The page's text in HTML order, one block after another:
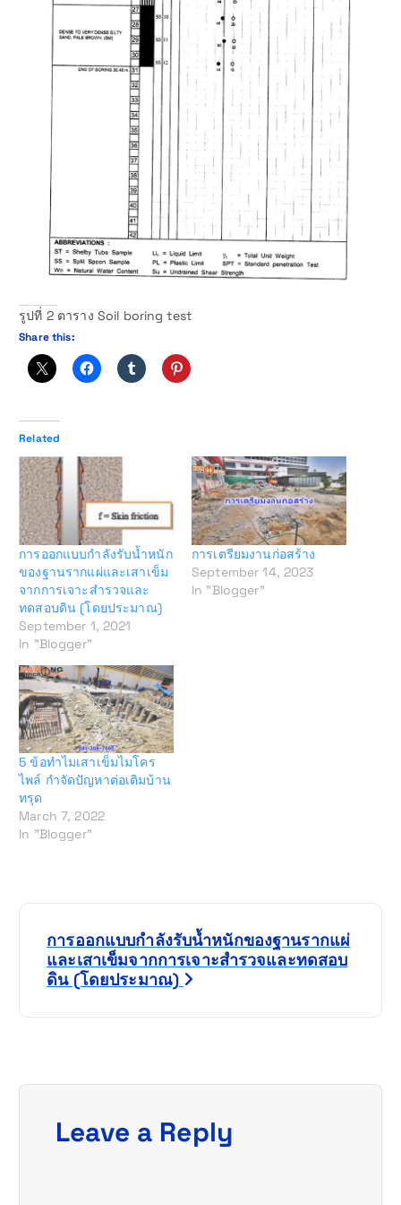
รูปที่ 2 ตาราง Soil boring test
Share this:
Related
การออกแบบกำลังรับน้ำหนัก
ของฐานรากแผ่และเสาเข็ม
จากการเจาะสำรวจและ
ทดสอบดิน (โดยประมาณ)
September 1, 2021
In "Blogger"
การเตรียมงานก่อสร้าง
September 14, 2023
In "Blogger"
5 ข้อทำไมเสาเข็มไมโคร
ไพล์ กำจัดปัญหาต่อเติมบ้าน
ทรุด
March 7, 2022
In "Blogger"
n
การออกแบบกำลังรับน้ำหนักของฐานรากแผ่
และเสาเข็มจากการเจาะสำรวจและทดสอบ
ดิน (โดยประมาณ)
Leave a Reply